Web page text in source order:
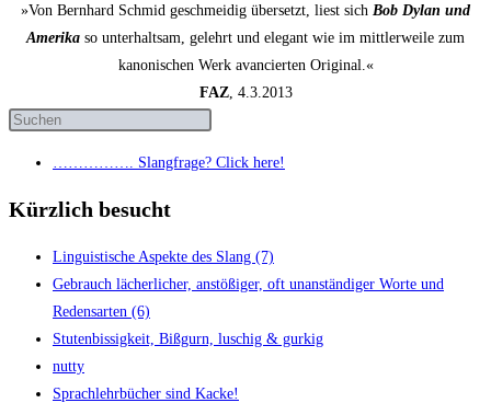
»Von Bernhard Schmid geschmeidig übersetzt, liest sich Bob Dylan und
Amerika so unterhaltsam, gelehrt und elegant wie im mittlerweile zum
kanonischen Werk avancierten Original.«
FAZ, 4.3.2013
……………. Slang­fra­ge? Click here!
Kürzlich besucht
Lin­gu­is­ti­sche Aspek­te des Slang (7)
Gebrauch lächer­li­cher, anstö­ßi­ger, oft unan­stän­di­ger Wor­te und
Redens­ar­ten (6)
Stu­ten­bis­sig­keit, Biß­gurn, luschig & gurkig
nut­ty
Sprach­lehr­bü­cher sind Kacke!